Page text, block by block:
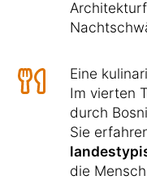
Eine
Im vierten
durch
Sie
die